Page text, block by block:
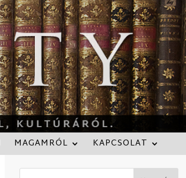
MAGAMRÓL KAPCSOLAT